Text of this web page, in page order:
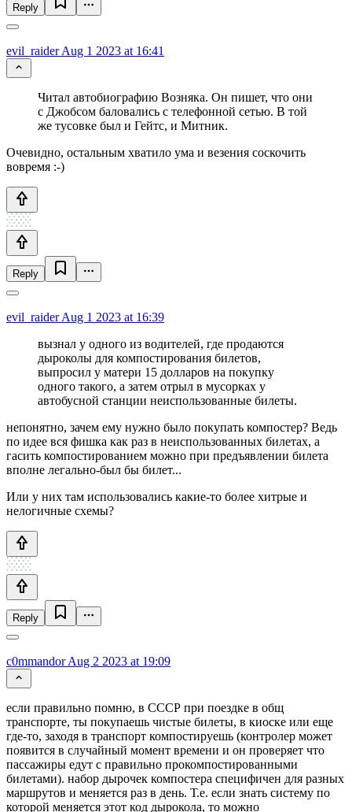
Reply
evil_raiderAug 1 2023 at 16:41
Читал автобиографию Возняка. Он пишет, что они
с Джобсом баловались с телефонной сетью. В той
же тусовке был и Гейтс, и Митник.
Очевидно, остальным хватило ума и везения соскочить
вовремя :-)
Reply
evil_raiderAug 1 2023 at 16:39
вызнал у одного из водителей, где продаются
дыроколы для компостирования билетов,
выпросил у матери 15 долларов на покупку
одного такого, а затем отрыл в мусорках у
автобусной станции неиспользованные билеты.
непонятно, зачем ему нужно было покупать компостер? Ведь
по идее вся фишка как раз в неиспользованных билетах, а
гасить компостированием можно при предъявлении билета
вполне легально-был бы билет...
Или у них там использовались какие-то более хитрые и
нелогичные схемы?
Reply
c0mmandorAug 2 2023 at 19:09
если правильно помню, в СССР при поездке в общ
транспорте, ты покупаешь чистые билеты, в киоске или еще
где-то, заходя в транспорт компостируешь (контролер может
появится в случайный момент времени и он проверяет что
пассажиры едут с правильно прокомпостированными
билетами). набор дырочек компостера специфичен для разных
маршрутов и меняется раз в день. Т.е. если знать систему по
которой меняется этот код дырокола, то можно